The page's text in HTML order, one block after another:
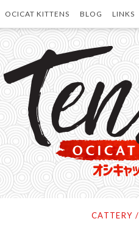
OCICAT KITTENS BLOG LINKS
CATTERY